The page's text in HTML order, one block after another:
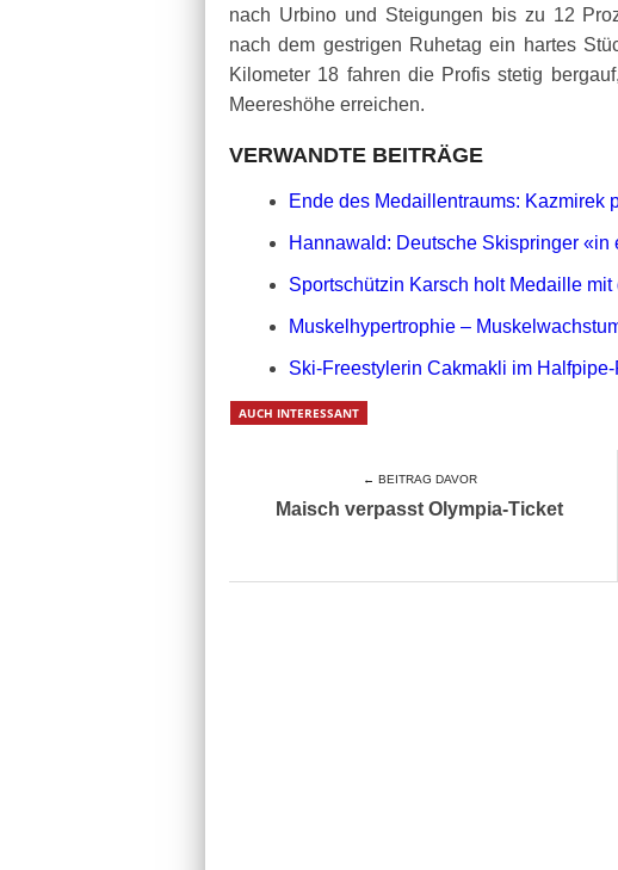
nach Urbino und Steigungen bis zu 12
nach dem gestrigen Ruhetag ein hartes
Kilometer 18 fahren die Profis stetig
Meereshöhe erreichen.
VERWANDTE BEITRÄGE
Ende des Medaillentraums: Kazmirek
Hannawald: Deutsche Skispringer «in
Sportschützin Karsch holt Medaille
Muskelhypertrophie –
Ski-Freestylerin Cakmakli im
AUCH INTERESSANT
← BEITRAG DAVOR
Maisch verpasst Olympia-Ticket